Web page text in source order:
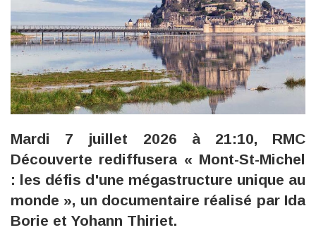
Mardi 7 juillet 2026 à 21:10, RMC
Découverte rediffusera « Mont-St-Michel
: les défis d'une mégastructure unique au
monde », un documentaire réalisé par Ida
Borie et Yohann Thiriet.